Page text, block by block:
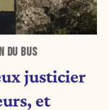
DU BUS
justicier
et